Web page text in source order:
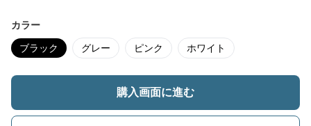
カラー
ブラック グレー ピンク ホワイト
購入画面に進む